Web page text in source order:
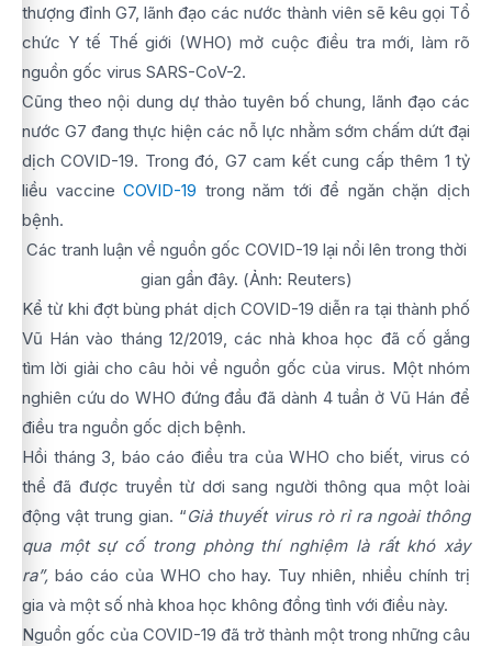
thượng đỉnh G7, lãnh đạo các nước thành viên sẽ kêu gọi Tổ
chức Y tế Thế giới (WHO) mở cuộc điều tra mới, làm rõ
nguồn gốc virus SARS-CoV-2.
Cũng theo nội dung dự thảo tuyên bố chung, lãnh đạo các
nước G7 đang thực hiện các nỗ lực nhằm sớm chấm dứt đại
dịch COVID-19. Trong đó, G7 cam kết cung cấp thêm 1 tỷ
liều vaccineCOVID-19 trong năm tới để ngăn chặn dịch
bệnh.
Các tranh luận về nguồn gốc COVID-19 lại nổi lên trong thời
gian gần đây. (Ảnh: Reuters)
Kể từ khi đợt bùng phát dịch COVID-19 diễn ra tại thành phố
Vũ Hán vào tháng 12/2019, các nhà khoa học đã cố gắng
tìm lời giải cho câu hỏi về nguồn gốc của virus. Một nhóm
nghiên cứu do WHO đứng đầu đã dành 4 tuần ở Vũ Hán để
điều tra nguồn gốc dịch bệnh.
Hồi tháng 3, báo cáo điều tra của WHO cho biết, virus có
thể đã được truyền từ dơi sang người thông qua một loài
động vật trung gian. “Giả thuyết virus rò rỉ ra ngoài thông
qua một sự cố trong phòng thí nghiệm là rất khó xảy
ra”, báo cáo của WHO cho hay. Tuy nhiên, nhiều chính trị
gia và một số nhà khoa học không đồng tình với điều này.
Nguồn gốc của COVID-19 đã trở thành một trong những câu